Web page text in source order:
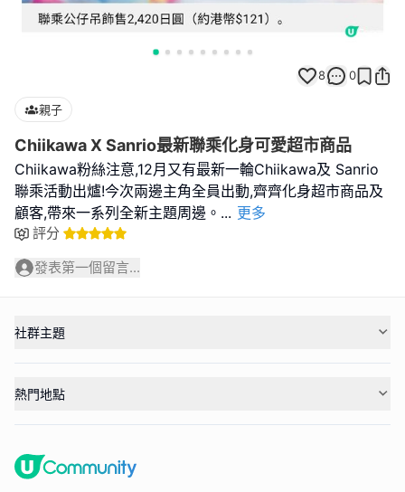
8 0
親子
Chiikawa X Sanrio最新聯乘化身可愛超市商品
Chiikawa粉絲注意,12月又有最新一輪Chiikawa及 Sanrio
聯乘活動出爐!今次兩邊主角全員出動,齊齊化身超市商品及
顧客,帶來一系列全新主題周邊。 ... 更多
評分
發表第一個留言...
社群主題
熱門地點